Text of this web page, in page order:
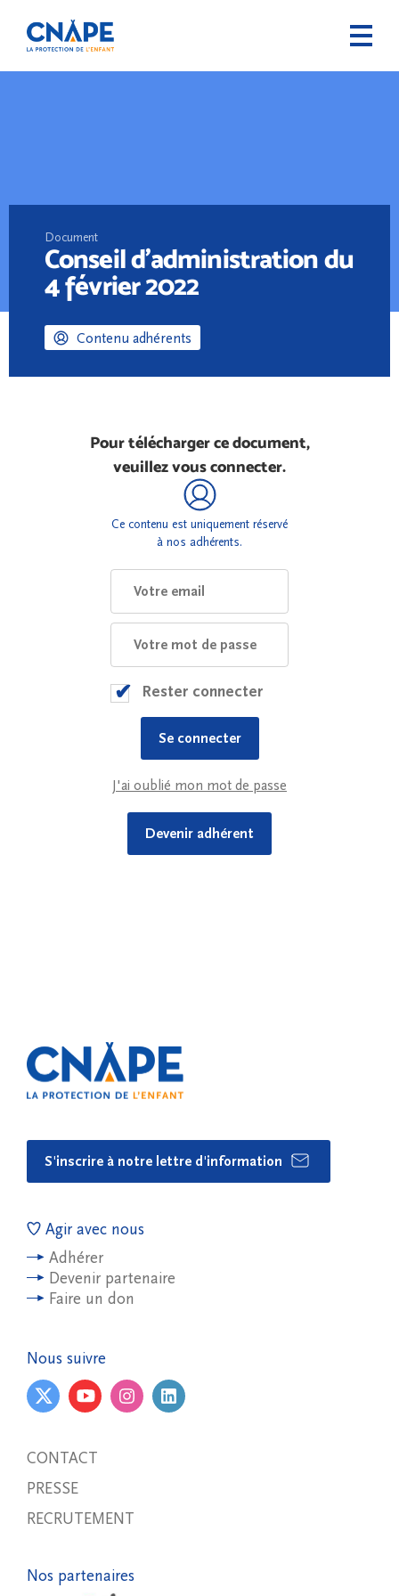
Document
Conseil d’administration du
4 février 2022
Contenu adhérents
Pour télécharger ce document,
veuillez vous connecter.
Ce contenu est uniquement réservé
à nos adhérents.
Rester connecter
J'ai oublié mon mot de passe
Devenir adhérent
S'inscrire à notre lettre d'information
Agir avec nous
Adhérer
Devenir partenaire
Faire un don
Nous suivre
CONTACT
PRESSE
RECRUTEMENT
Nos partenaires